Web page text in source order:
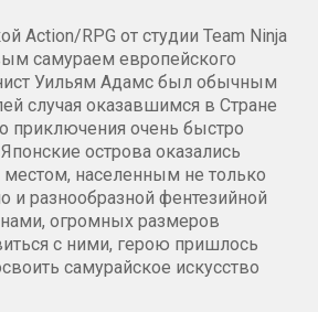
Action/RPG от студии Team Ninja
самураем европейского
Уильям Адамс был обычным
случая оказавшимся в Стране
приключения очень быстро
острова оказались
населенным не только
разнообразной фентезийной
огромных размеров
с ними, герою пришлось
самурайское искусство